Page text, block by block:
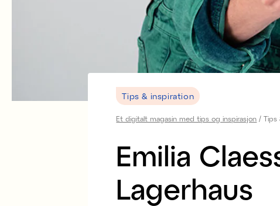
Tips & inspiration
Et digitalt magasin med tips og inspirasjon Tips
Emilia
Lagerhaus